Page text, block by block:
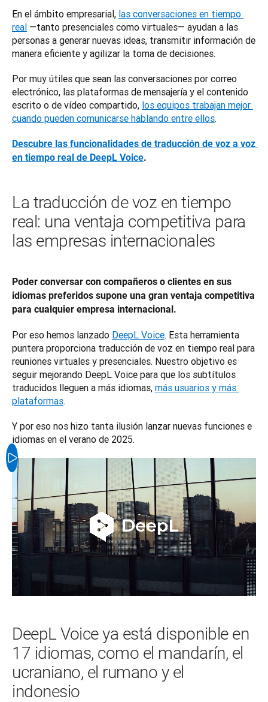
En el ámbito empresarial, las conversaciones en tiempo
real —tanto presenciales como virtuales— ayudan a las
personas a generar nuevas ideas, transmitir información de
manera eficiente y agilizar la toma de decisiones.
Por muy útiles que sean las conversaciones por correo
electrónico, las plataformas de mensajería y el contenido
escrito o de vídeo compartido, los equipos trabajan mejor
cuando pueden comunicarse hablando entre ellos.
Descubre las funcionalidades de traducción de voz a voz
en tiempo real de DeepL Voice.
La traducción de voz en tiempo
real: una ventaja competitiva para
las empresas internacionales
Poder conversar con compañeros o clientes en sus
idiomas preferidos supone una gran ventaja competitiva
para cualquier empresa internacional.
Por eso hemos lanzado DeepL Voice. Esta herramienta
puntera proporciona traducción de voz en tiempo real para
reuniones virtuales y presenciales. Nuestro objetivo es
seguir mejorando DeepL Voice para que los subtítulos
traducidos lleguen a más idiomas, más usuarios y más
plataformas.
Y por eso nos hizo tanta ilusión lanzar nuevas funciones e
idiomas en el verano de 2025.
DeepL Voice ya está disponible en
17 idiomas, como el mandarín, el
ucraniano, el rumano y el
indonesio